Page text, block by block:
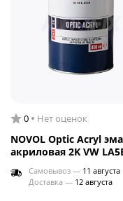
0 Нет оценок
NOVOL Optic Acryl
акриловая 2K VW
Самовывоз — 11 августа
Доставка — 12 августа